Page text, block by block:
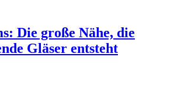
Die große Nähe, die
Gläser entsteht